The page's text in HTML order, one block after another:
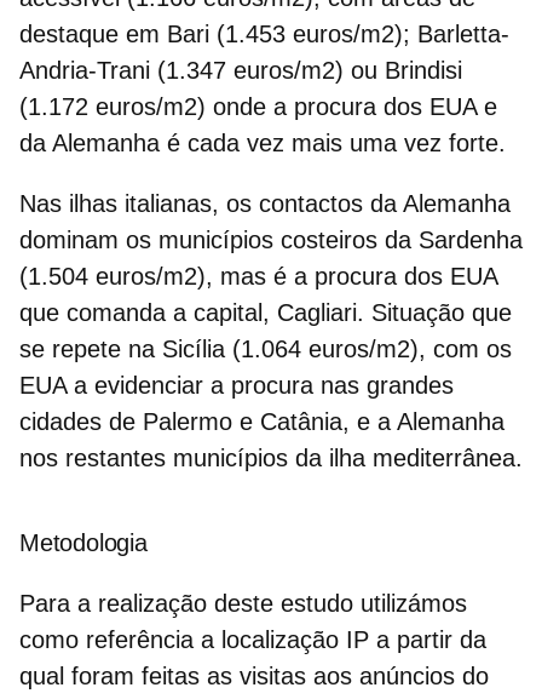
destaque em Bari (1.453 euros/m2); Barletta-
Andria-Trani (1.347 euros/m2) ou Brindisi
(1.172 euros/m2) onde a procura dos EUA e
da Alemanha é cada vez mais uma vez forte.
Nas ilhas italianas, os contactos da Alemanha
dominam os municípios costeiros da Sardenha
(1.504 euros/m2), mas é a procura dos EUA
que comanda a capital, Cagliari. Situação que
se repete na Sicília (1.064 euros/m2), com os
EUA a evidenciar a procura nas grandes
cidades de Palermo e Catânia, e a Alemanha
nos restantes municípios da ilha mediterrânea.
Metodologia
Para a realização deste estudo utilizámos
como referência a localização IP a partir da
qual foram feitas as visitas aos anúncios do